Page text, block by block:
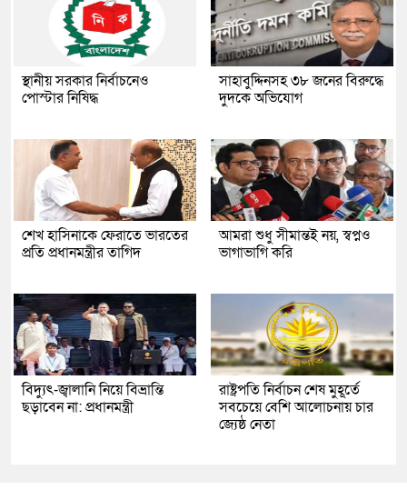
স্থানীয় সরকার নির্বাচনেও
পোস্টার নিষিদ্ধ
সাহাবুদ্দিনসহ ৩৮ জনের বিরুদ্ধে
দুদকে অভিযোগ
শেখ হাসিনাকে ফেরাতে ভারতের
প্রতি প্রধানমন্ত্রীর তাগিদ
আমরা শুধু সীমান্তই নয়, স্বপ্নও
ভাগাভাগি করি
বিদ্যুৎ-জ্বালানি নিয়ে বিভ্রান্তি
ছড়াবেন না: প্রধানমন্ত্রী
রাষ্ট্রপতি নির্বাচন শেষ মুহূর্তে
সবচেয়ে বেশি আলোচনায় চার
জ্যেষ্ঠ নেতা